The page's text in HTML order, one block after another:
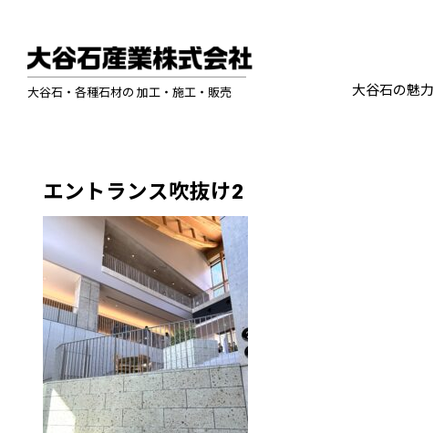
大谷石・各種石材の 加工・施工・販売 大谷石の魅力
エントランス吹抜け2